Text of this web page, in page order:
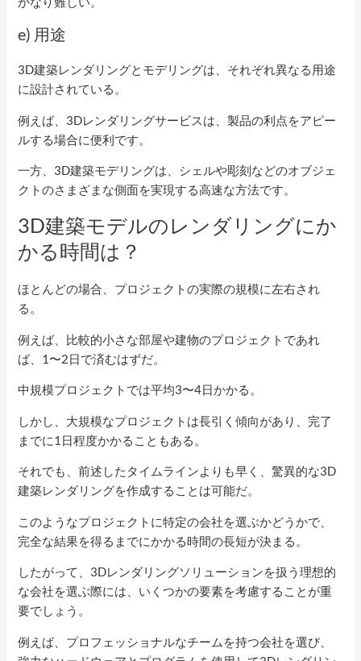
e) 用途
3D建築レンダリングとモデリングは、それぞれ異なる用途
に設計されている。
例えば、3Dレンダリングサービスは、製品の利点をアピー
ルする場合に便利です。
一方、3D建築モデリングは、シェルや彫刻などのオブジェ
クトのさまざまな側面を実現する高速な方法です。
3D建築モデルのレンダリングにか
かる時間は？
ほとんどの場合、プロジェクトの実際の規模に左右され
る。
例えば、比較的小さな部屋や建物のプロジェクトであれ
ば、1〜2日で済むはずだ。
中規模プロジェクトでは平均3〜4日かかる。
しかし、大規模なプロジェクトは長引く傾向があり、完了
までに1日程度かかることもある。
それでも、前述したタイムラインよりも早く、驚異的な3D
建築レンダリングを作成することは可能だ。
このようなプロジェクトに特定の会社を選ぶかどうかで、
完全な結果を得るまでにかかる時間の長短が決まる。
したがって、3Dレンダリングソリューションを扱う理想的
な会社を選ぶ際には、いくつかの要素を考慮することが重
要でしょう。
例えば、プロフェッショナルなチームを持つ会社を選び、